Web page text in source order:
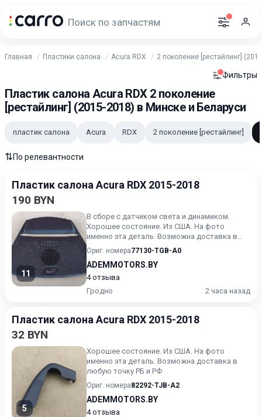
Главная Пластики салона Acura RDX 2 поколение [рестайлинг]
Фильтры
Пластик салона Acura RDX 2 поколение
[рестайлинг] (2015-2018) в Минске и Беларуси
пластик салона Acura RDX 2 поколение [рестайлинг]
⇅По релевантности
Пластик салона Acura RDX 2015-2018
190 BYN
11
В сборе с датчиком света и динамиком.
Хорошее состояние. Из США. На фото
именно эта деталь. Возможна доставка в
любую точку РБ и РФ
Ориг. номера77130-TGB-A0
ADEMMOTORS.BY
4 отзыва
Гродно
2 часа назад
Пластик салона Acura RDX 2015-2018
32 BYN
5
Хорошее состояние. Из США. На фото
именно эта деталь. Возможна доставка в
любую точку РБ и РФ
Ориг. номера82292-TJB-A2
ADEMMOTORS.BY
4 отзыва